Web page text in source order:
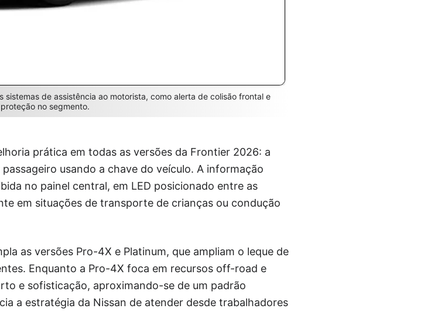
sistemas de assistência ao motorista, como alerta de colisão frontal e
no segmento.
prática em todas as versões da Frontier 2026: a
usando a chave do veículo. A informação
no painel central, em LED posicionado entre as
em situações de transporte de crianças ou condução
as versões Pro-4X e Platinum, que ampliam o leque de
Enquanto a Pro-4X foca em recursos off-road e
e sofisticação, aproximando-se de um padrão
a estratégia da Nissan de atender desde trabalhadores